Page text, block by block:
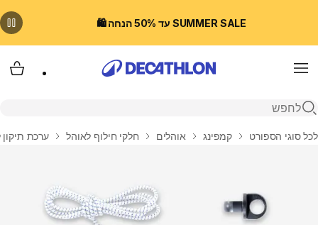
SUMMER SALE עד 50% הנחה 🛍️
Menu
פתיחת חיפוש
בית
לכל סוגי הספורט קמפינג אוהלים חלקי חילוף לאוהל ערכת תיקון